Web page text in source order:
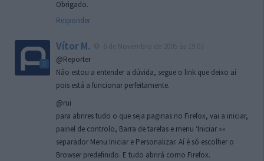
Obrigado.
Responder
Vítor M.
@Reporter
Não estou a entender a dúvida, segue o link que deixo aí
pois está a funcionar perfeitamente.
@rui
para abrires tudo o que seja paginas no Firefox, vai a iniciar,
painel de controlo, Barra de tarefas e menu ‘Iniciar »»
separador Menu Iniciar e Personalizar. Aí é só escolher o
Browser predefinido. E tudo abrirá como Firefox.